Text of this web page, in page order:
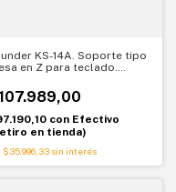
KS-14A. Soporte tipo
en Z para teclado.
y estudio
con Efectivo
en tienda)
$35.996,33 sin interés